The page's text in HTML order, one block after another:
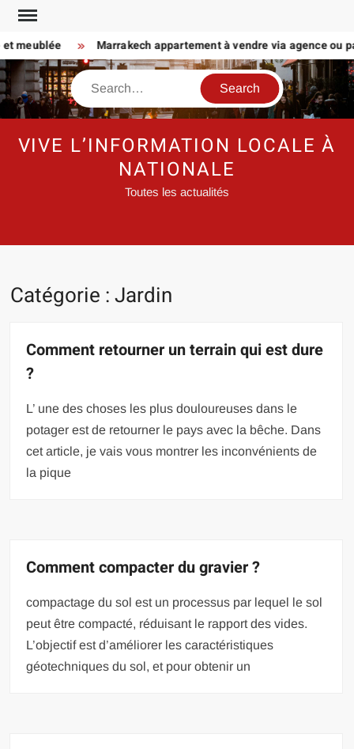
Skip
content
Marrakech appartement à vendre via agence ou
Search
VIVE L’INFORMATION LOCALE À
NATIONALE
Toutes les actualités
Catégorie :Jardin
Comment retourner un terrain qui est dure
?
L’ une des choses les plus douloureuses dans le
potager est de retourner le pays avec la bêche. Dans
cet article, je vais vous montrer les inconvénients de
la pique
Comment compacter du gravier ?
compactage du sol est un processus par lequel le sol
peut être compacté, réduisant le rapport des vides.
L’objectif est d’améliorer les caractéristiques
géotechniques du sol, et pour obtenir un